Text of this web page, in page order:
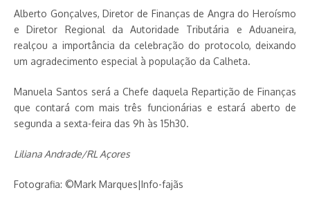
Alberto Gonçalves, Diretor de Finanças de Angra do Heroísmo
e Diretor Regional da Autoridade Tributária e Aduaneira,
realçou a importância da celebração do protocolo, deixando
um agradecimento especial à população da Calheta.
Manuela Santos será a Chefe daquela Repartição de Finanças
que contará com mais três funcionárias e estará aberto de
segunda a sexta-feira das 9h às 15h30.
Liliana Andrade/RL Açores
Fotografia: ©Mark Marques|Info-fajãs